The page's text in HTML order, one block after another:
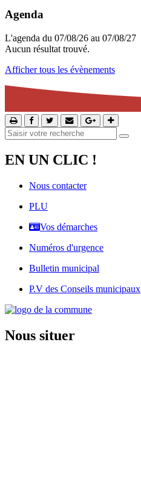
Agenda
L'agenda du 07/08/26 au 07/08/27
Aucun résultat trouvé.
Afficher tous les évènements
EN UN CLIC !
Nous contacter
PLU
Vos démarches
Numéros d'urgence
Bulletin municipal
P.V des Conseils municipaux
Nous situer